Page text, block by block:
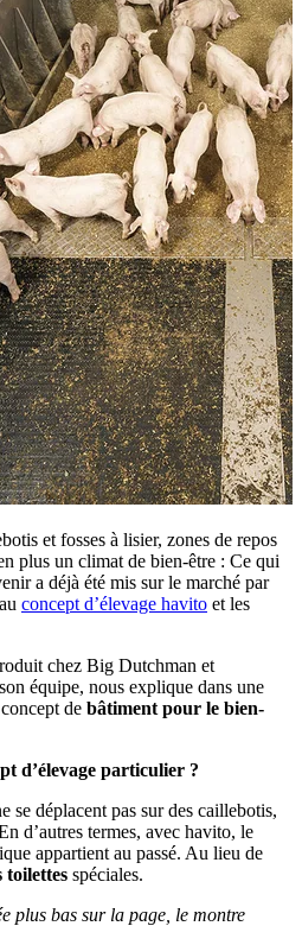
et fosses à lisier, zones de repos
plus un climat de bien-être : Ce qui
a déjà été mis sur le marché par
concept d’élevage havito et les
chez Big Dutchman et
équipe, nous explique dans une
de bâtiment pour le bien-
d’élevage particulier ?
se déplacent pas sur des caillebotis,
d’autres termes, avec havito, le
appartient au passé. Au lieu de
toilettes spéciales.
plus bas sur la page, le montre